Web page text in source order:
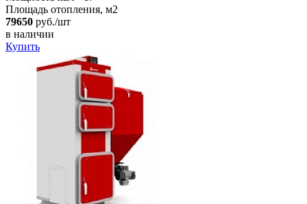
Площадь отопления, м2
79650 руб./шт
в наличии
Купить